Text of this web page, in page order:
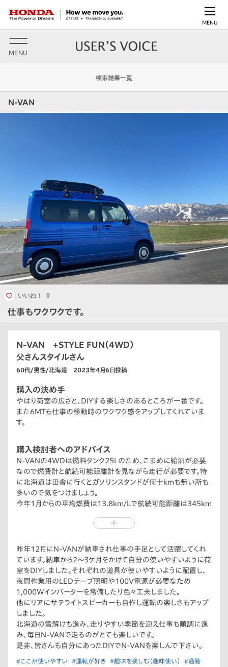
MENU
MENU
検索結果一覧
N-VAN
仕事もワクワクです。
いいね！ 0
N-VAN +STYLE FUN（4WD）
父さんスタイルさん
60代/男性/北海道 2023年4月6日投稿
購入の決め手
やはり荷室の広さと、DIYする楽しさのあるところが一番です。
また6MTも仕事の移動時のワクワク感をアップしてくれていま
す。
購入検討者へのアドバイス
N-VANの4WDは燃料タンク25Lのため、こまめに給油が必要
なので燃費計と航続可能距離計を見ながら走行が必要です。特
に北海道は田舎に行くとガソリンスタンドが何十kmも無い所も
多いので気をつけましょう。
今年1月からの平均燃費は13.8km/Lで航続可能距離は345km
昨年12月にN-VANが納車され仕事の手足として活躍してくれ
ています。納車から2〜3ケ月をかけて自分の使いやすいように荷
室をDIYしました。それぞれの道具が使いやすいように配置し、
夜間作業用のLEDテープ照明や100V電源が必要なため
1,000Wインバーターを常備したり色々工夫しました。
他にリアにサテライトスピーカーも自作し運転の楽しさもアップ
しました。
北海道の雪解けも進み、走りやすい季節を迎え仕事も順調に進
み、毎日N-VANで走るのがとても楽しいです。
是非、皆さんも自分にあったDIYでN-VANを楽しんで下さい。
#ここが使いやすい #運転が好き #趣味を楽しむ（趣味使い） #通勤